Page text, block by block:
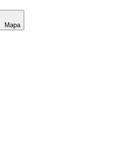
Mapa